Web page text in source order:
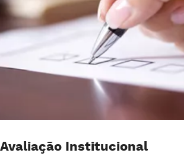
Avaliação Institucional